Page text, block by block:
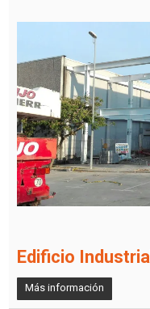
Edificio Industrial
Más información